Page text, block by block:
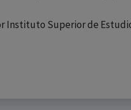
Instituto Superior de